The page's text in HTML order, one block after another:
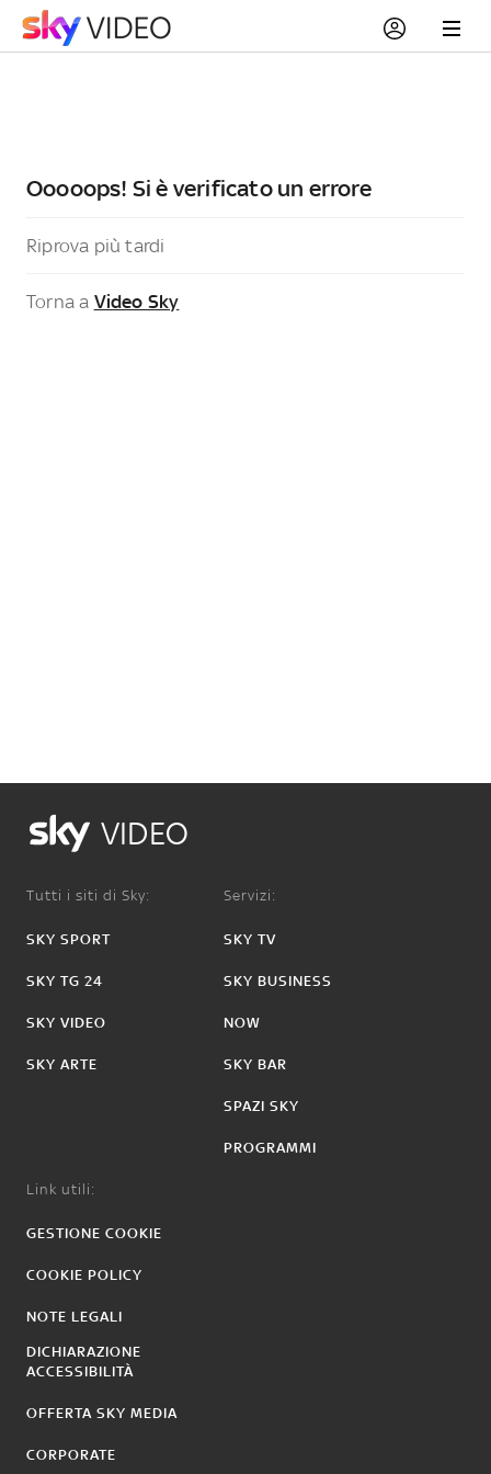
Ooooops! Si è verificato un errore
Riprova più tardi
Torna a Video Sky
VIDEO
Tutti i siti di Sky:
SKY SPORT
SKY TG 24
SKY VIDEO
SKY ARTE
Servizi:
SKY TV
SKY BUSINESS
NOW
SKY BAR
SPAZI SKY
PROGRAMMI
Link utili:
GESTIONE COOKIE
COOKIE POLICY
NOTE LEGALI
DICHIARAZIONE
ACCESSIBILITÀ
OFFERTA SKY MEDIA
CORPORATE